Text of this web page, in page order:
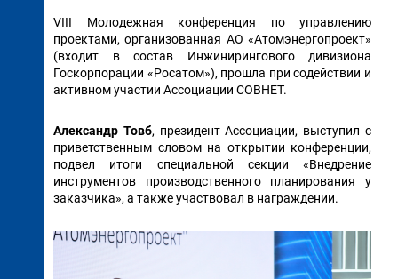
VIII Молодежная конференция по управлению
проектами, организованная АО «Атомэнергопроект»
(входит в состав Инжинирингового дивизиона
Госкорпорации «Росатом»), прошла при содействии и
активном участии Ассоциации СОВНЕТ.
Александр Товб, президент Ассоциации, выступил с
приветственным словом на открытии конференции,
подвел итоги специальной секции «Внедрение
инструментов производственного планирования у
заказчика», а также участвовал в награждении.